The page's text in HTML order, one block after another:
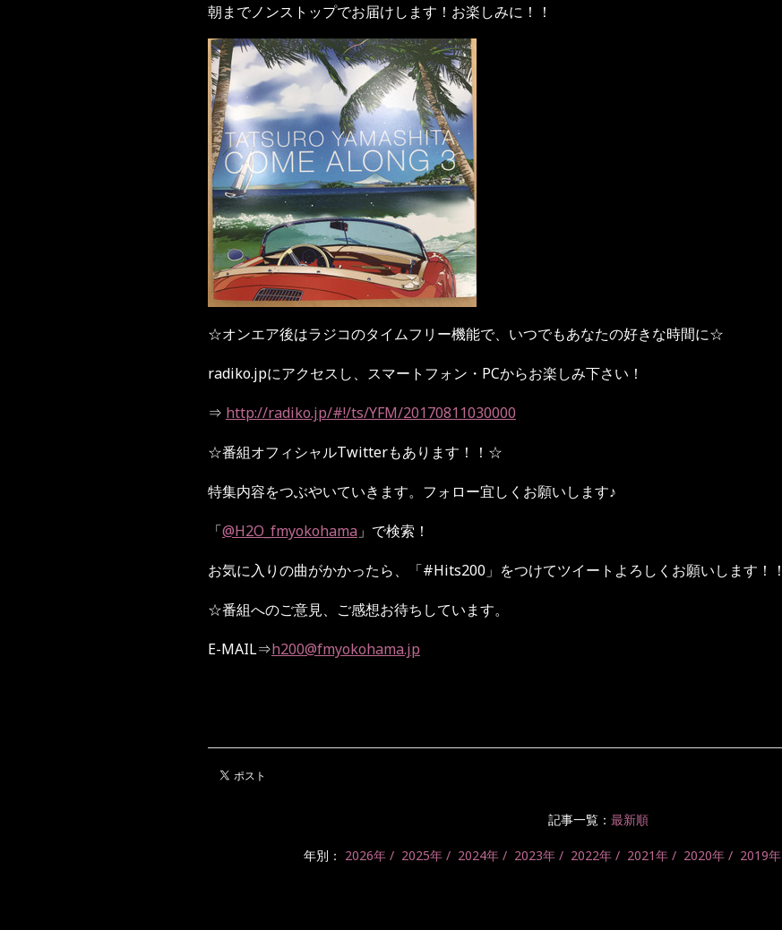
朝までノンストップでお届けします！お楽しみに！！
☆オンエア後はラジコのタイムフリー機能で、いつでもあなたの好きな時間に☆
radiko.jpにアクセスし、スマートフォン・ PCからお楽しみ下さい！
⇒ http://radiko.jp/#!/ts/YFM/20170811030000
☆番組オフィシャルTwitterもあります！！ ☆
特集内容をつぶやいていきます。フォロー宜しくお願いします♪
「@H2O_fmyokohama 」で検索！
お気に入りの曲がかかったら、「#Hits200 」をつけてツイートよろしくお願いします！！
☆番組へのご意見、ご感想お待ちしています。
E-MAIL⇒h200@fmyokohama.jp
記事一覧： 最新順
年別： 2026年 2025年 2024年 2023年 2022年 2021年 2020年 2019年